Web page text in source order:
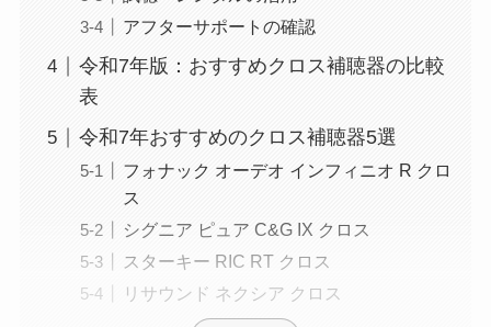
アフターサポートの確認
令和7年版：おすすめクロス補聴器の比較
表
令和7年おすすめのクロス補聴器5選
フォナック オーデオ インフィニオ R クロ
ス
シグニア ピュア C&G IX クロス
スターキー RIC RT クロス
リサウンド ネクシア クロス